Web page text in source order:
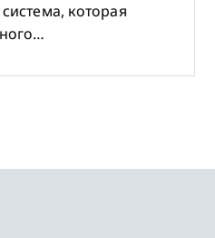
которая